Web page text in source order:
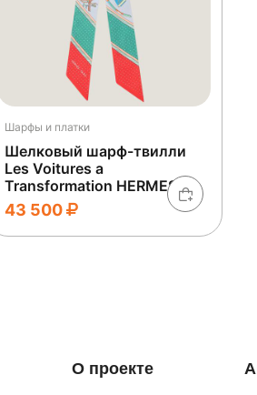
Шарфы и платки
Шелковый шарф-твилли
Les Voitures a
Transformation HERMES
43 500
О проекте